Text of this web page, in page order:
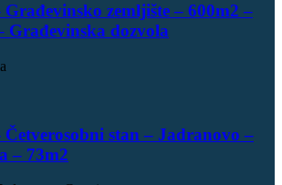
zemljište – 600m2 –
Građevinska dozvola
stan – Jadranovo –
– 73m2